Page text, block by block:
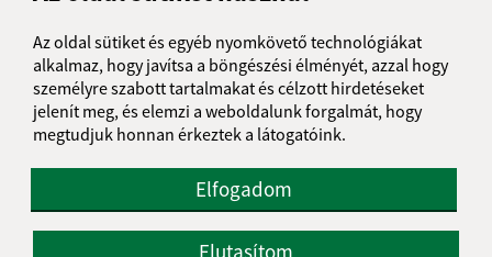
Az oldal sütiket és egyéb nyomkövető technológiákat
alkalmaz, hogy javítsa a böngészési élményét, azzal hogy
személyre szabott tartalmakat és célzott hirdetéseket
jelenít meg, és elemzi a weboldalunk forgalmát, hogy
megtudjuk honnan érkeztek a látogatóink.
Elfogadom
Elutasítom